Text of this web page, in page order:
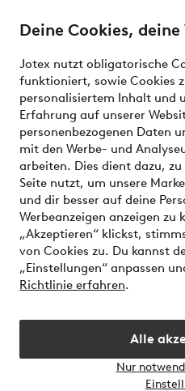
Deine Cookies,
Jotex nutzt obligatorische
funktioniert, sowie Cookies
personalisiertem Inhalt und
Erfahrung auf unserer
personenbezogenen Daten
mit den Werbe- und
arbeiten. Dies dient dazu,
Seite nutzt, um unsere
und dir besser auf deine
Werbeanzeigen anzeigen zu
„Akzeptieren“ klickst,
von Cookies zu. Du kannst
„Einstellungen“ anpassen
Richtlinie erfahren.
Alle
Nur
Bedingungen
Sichere Zahlungen -
Möchtest du